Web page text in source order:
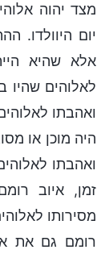
מצד יהוה
יום היוולדו.
אלא שהיא
לאלוהים שהיו
ואהבתו
היה מוכן או
ואהבתו
זמן, איוב
מסירותו
רומם גם את